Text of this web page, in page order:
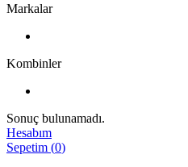
Markalar
Kombinler
Sonuç bulunamadı.
Hesabım
Sepetim (0)